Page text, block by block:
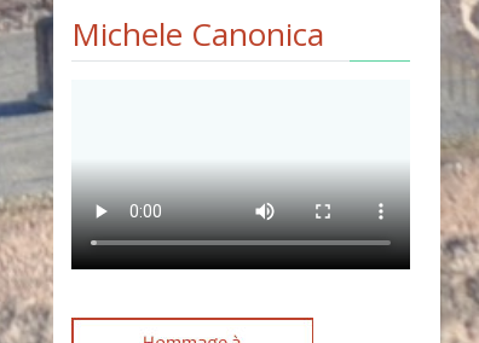
Michele Canonica